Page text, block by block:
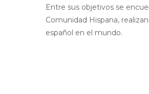
Entre sus objetivos se
Comunidad Hispana,
español en el mundo.